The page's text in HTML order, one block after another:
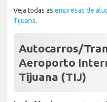
Veja todas as empresas de
Tijuana.
Autocarros/
Aeroporto
Tijuana (TIJ)